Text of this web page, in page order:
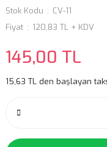
Stok Kodu
CV-11
Fiyat
120,83 TL + KDV
145,00 TL
15,63 TL den başlayan